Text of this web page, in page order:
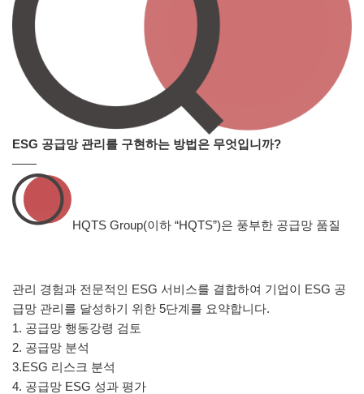
ESG 공급망 관리를 구현하는 방법은 무엇입니까?
——
HQTS Group(이하 “HQTS”)은 풍부한 공급망 품질
관리 경험과 전문적인 ESG 서비스를 결합하여 기업이 ESG 공
급망 관리를 달성하기 위한 5단계를 요약합니다.
1. 공급망 행동강령 검토
2. 공급망 분석
3.ESG 리스크 분석
4. 공급망 ESG 성과 평가